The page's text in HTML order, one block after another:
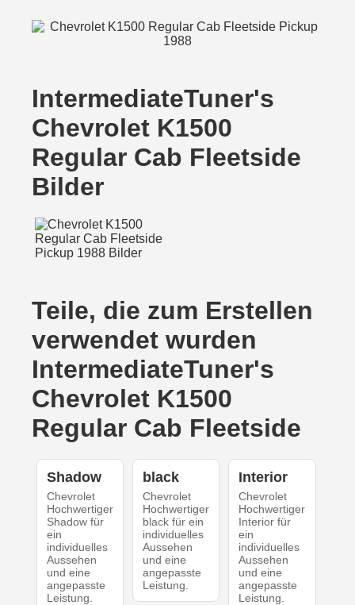
IntermediateTuner's
Chevrolet K1500
Regular Cab Fleetside
Bilder
Teile, die zum Erstellen
verwendet wurden
IntermediateTuner's
Chevrolet K1500
Regular Cab Fleetside
Shadow
Chevrolet
Hochwertiger
Shadow für
ein
individuelles
Aussehen
und eine
angepasste
Leistung.
black
Chevrolet
Hochwertiger
black für ein
individuelles
Aussehen
und eine
angepasste
Leistung.
Interior
Chevrolet
Hochwertiger
Interior für
ein
individuelles
Aussehen
und eine
angepasste
Leistung.